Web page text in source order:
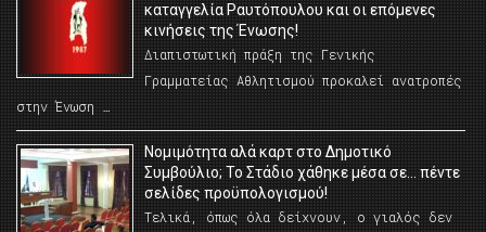
καταγγελία Ραυτόπουλου και οι επόμενες
κινήσεις της Ένωσης!
Διαπιστωτική πράξη της Γενικής
Γραμματείας Αθλητισμού προκαλεί ανατροπές
στην Ένωση …
Νομιμότητα αλά καρτ στο Δημοτικό
Συμβούλιο; Το Στάδιο χάθηκε μέσα σε… πέντε
σελίδες προϋπολογισμού!
Τελικά, όπως όλα δείχνουν, ο γιαλός δεν